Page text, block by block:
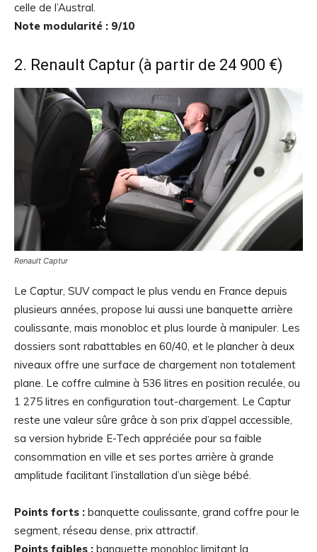
celle de l’Austral.
Note modularité : 9/10
2. Renault Captur (à partir de 24 900 €)
Renault Captur
Le Captur, SUV compact le plus vendu en France depuis
plusieurs années, propose lui aussi une banquette arrière
coulissante, mais monobloc et plus lourde à manipuler. Les
dossiers sont rabattables en 60/40, et le plancher à deux
niveaux offre une surface de chargement non totalement
plane. Le coffre culmine à 536 litres en position reculée, ou
1 275 litres en configuration tout-chargement. Le Captur
reste une valeur sûre grâce à son prix d’appel accessible,
sa version hybride E-Tech appréciée pour sa faible
consommation en ville et ses portes arrière à grande
amplitude facilitant l’installation d’un siège bébé.
Points forts : banquette coulissante, grand coffre pour le
segment, réseau dense, prix attractif.
Points faibles : banquette monobloc limitant la